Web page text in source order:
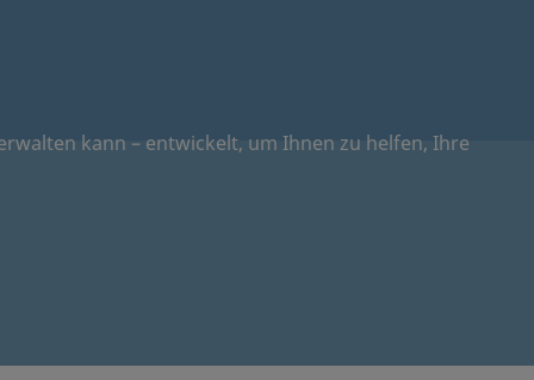
kann – entwickelt, um Ihnen zu helfen, Ihre